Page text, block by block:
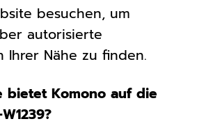
besuchen, um
autorisierte
Ihrer Nähe zu finden.
bietet Komono auf die